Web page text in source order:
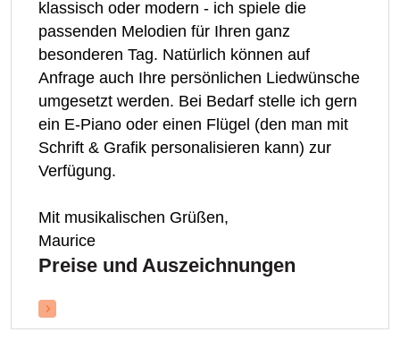
klassisch oder modern - ich spiele die
passenden Melodien für Ihren ganz
besonderen Tag. Natürlich können auf
Anfrage auch Ihre persönlichen Liedwünsche
umgesetzt werden. Bei Bedarf stelle ich gern
ein E-Piano oder einen Flügel (den man mit
Schrift & Grafik personalisieren kann) zur
Verfügung.
Mit musikalischen Grüßen,
Maurice
Preise und Auszeichnungen